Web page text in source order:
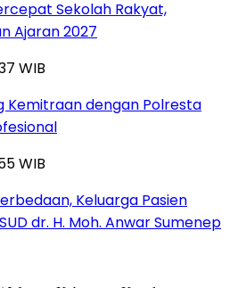
Sekolah Rakyat,
Ajaran 2027
WIB
Kemitraan dengan Polresta
WIB
Keluarga Pasien
dr. H. Moh. Anwar Sumenep